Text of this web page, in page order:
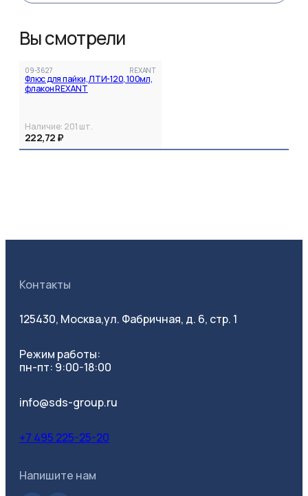
Вы смотрели
09-3627 REXANT
Флюс для пайки, ЛТИ-120, 100мл,
флакон REXANT
Наличие: 201 шт.
222,72 ₽
Контакты
125430, Москва,ул. Фабричная, д. 6, стр. 1
Режим работы:
пн-пт: 9:00-18:00
info@sds-group.ru
+7 495 225-25-20
Напишите нам